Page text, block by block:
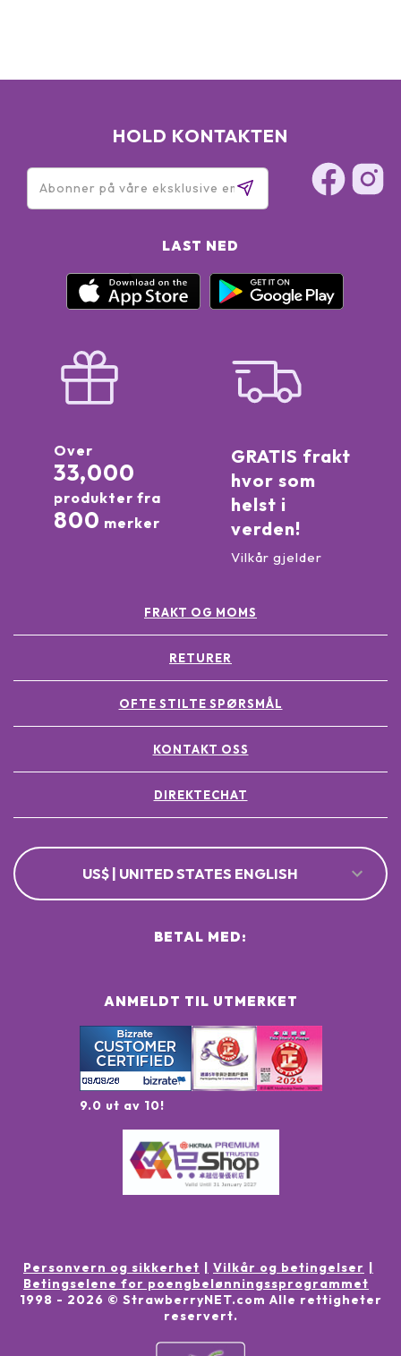
HOLD KONTAKTEN
LAST NED
Over
33,000
produkter fra
800 merker
GRATIS frakt
hvor som
helst i
verden!
Vilkår gjelder
FRAKT OG MOMS
RETURER
OFTE STILTE SPØRSMÅL
KONTAKT OSS
DIREKTECHAT
US$ | UNITED STATES ENGLISH
ANMELDT TIL UTMERKET
9.0 ut av 10!
BETAL MED:
Personvern og sikkerhet
Vilkår og betingelser
Betingselene for poengbelønningssprogrammet
1998 - 2026 © StrawberryNET.com Alle rettigheter
reservert.